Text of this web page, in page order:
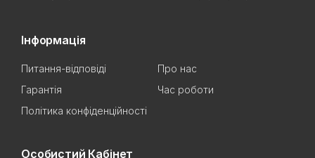
Інформація
Питання-відповіді
Про нас
Гарантія
Час роботи
Політика конфіденційності
Особистий Кабінет